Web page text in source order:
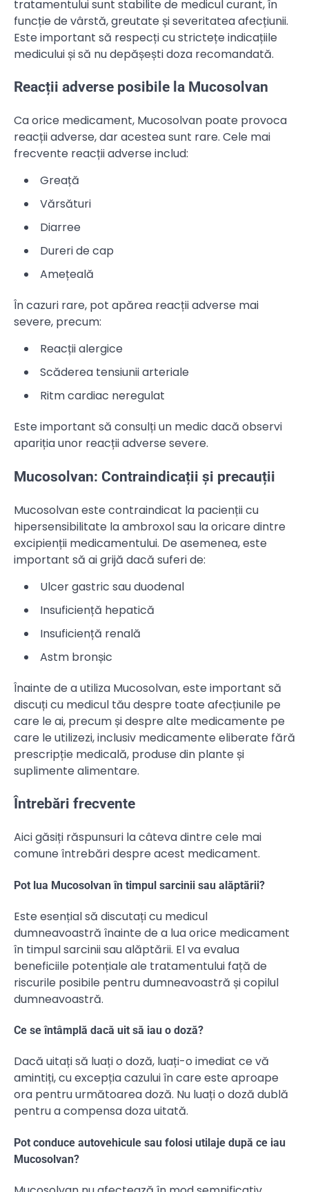
tratamentului sunt stabilite de medicul curant, în
funcție de vârstă, greutate și severitatea afecțiunii.
Este important să respecți cu strictețe indicațiile
medicului și să nu depășești doza recomandată.
Reacții adverse posibile la Mucosolvan
Ca orice medicament, Mucosolvan poate provoca
reacții adverse, dar acestea sunt rare. Cele mai
frecvente reacții adverse includ:
Greață
Vărsături
Diarree
Dureri de cap
Amețeală
În cazuri rare, pot apărea reacții adverse mai
severe, precum:
Reacții alergice
Scăderea tensiunii arteriale
Ritm cardiac neregulat
Este important să consulți un medic dacă observi
apariția unor reacții adverse severe.
Mucosolvan: Contraindicații și precauții
Mucosolvan este contraindicat la pacienții cu
hipersensibilitate la ambroxol sau la oricare dintre
excipienții medicamentului. De asemenea, este
important să ai grijă dacă suferi de:
Ulcer gastric sau duodenal
Insuficiență hepatică
Insuficiență renală
Astm bronșic
Înainte de a utiliza Mucosolvan, este important să
discuți cu medicul tău despre toate afecțiunile pe
care le ai, precum și despre alte medicamente pe
care le utilizezi, inclusiv medicamente eliberate fără
prescripție medicală, produse din plante și
suplimente alimentare.
Întrebări frecvente
Aici găsiți răspunsuri la câteva dintre cele mai
comune întrebări despre acest medicament.
Pot lua Mucosolvan în timpul sarcinii sau alăptării?
Este esențial să discutați cu medicul
dumneavoastră înainte de a lua orice medicament
în timpul sarcinii sau alăptării. El va evalua
beneficiile potențiale ale tratamentului față de
riscurile posibile pentru dumneavoastră și copilul
dumneavoastră.
Ce se întâmplă dacă uit să iau o doză?
Dacă uitați să luați o doză, luați-o imediat ce vă
amintiți, cu excepția cazului în care este aproape
ora pentru următoarea doză. Nu luați o doză dublă
pentru a compensa doza uitată.
Pot conduce autovehicule sau folosi utilaje după ce iau
Mucosolvan?